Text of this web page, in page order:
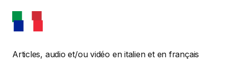
Articles, audio et/ou vidéo en italien et en français